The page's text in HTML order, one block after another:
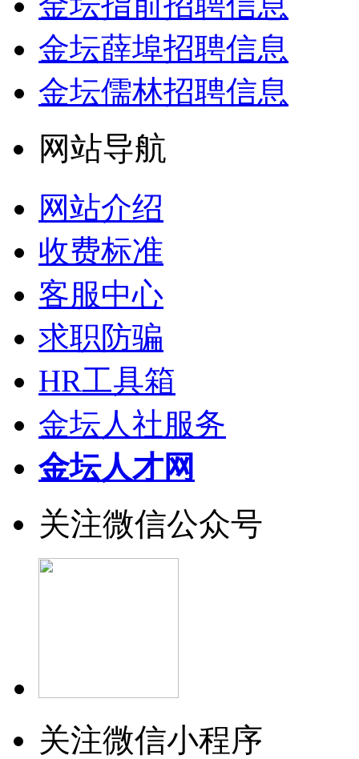
金坛薛埠招聘信息
金坛儒林招聘信息
网站导航
网站介绍
收费标准
客服中心
求职防骗
HR工具箱
金坛人社服务
金坛人才网
关注微信公众号
关注微信小程序